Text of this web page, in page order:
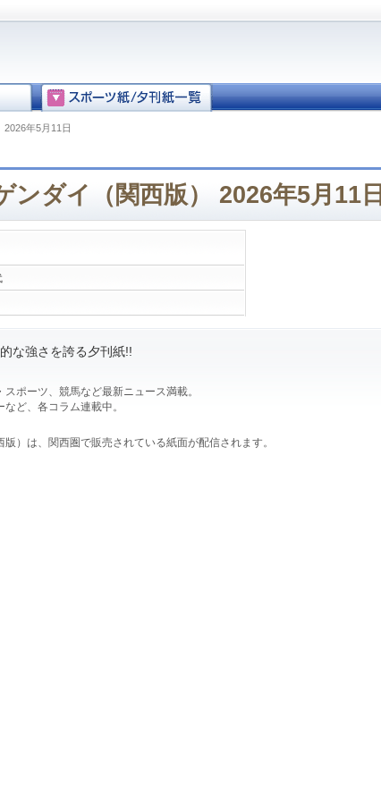
2026年5月11日
ンダイ（関西版） 2026年5月11日
な強さを誇る夕刊紙!!
ポーツ、競馬など最新ニュース満載。
ど、各コラム連載中。
版）は、関西圏で販売されている紙面が配信されます。